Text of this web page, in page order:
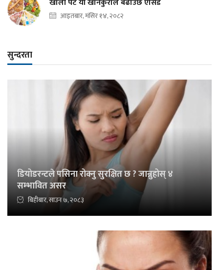
खाली पेट यी खानेकुराले बढाउँछ एसिड
आइतबार, मंसिर १४, २०८२
सुन्दरता
डियोडरन्टले पसिना रोक्नु सुरक्षित छ ? जान्नुहोस् ४
सम्भावित असर
बिहीबार, साउन ७, २०८३